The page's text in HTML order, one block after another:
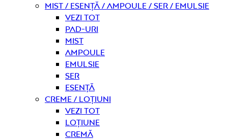
Mist / Esență / Ampoule / Ser / Emulsie
Vezi tot
Pad-uri
Mist
Ampoule
Emulsie
Ser
Esență
Creme / Loțiuni
Vezi tot
Loțiune
Cremă